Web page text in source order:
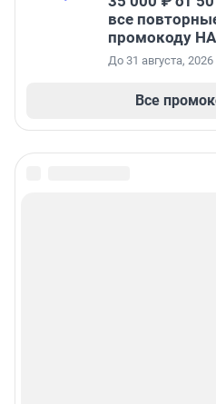
все
промокоду
До 31 августа, 2026
Все